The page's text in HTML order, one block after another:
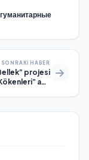
SONRAKI HABER
projesi
adlı